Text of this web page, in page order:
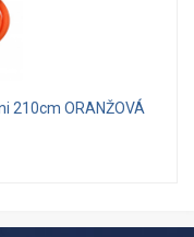
210cm ORANŽOVÁ